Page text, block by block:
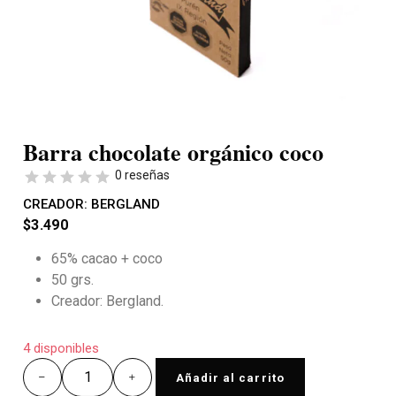
Barra chocolate orgánico coco
0 reseñas
CREADOR: BERGLAND
$3.490
65% cacao + coco
50 grs.
Creador: Bergland.
4 disponibles
Añadir al carrito